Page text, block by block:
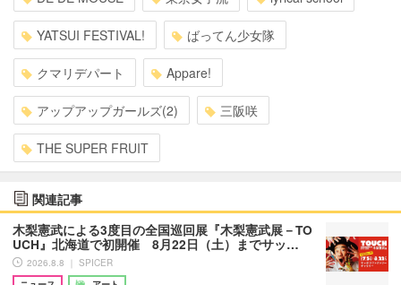
YATSUI FESTIVAL! ばってん少女隊
クマリデパート Appare!
アップアップガールズ(2) 三阪咲
THE SUPER FRUIT
関連記事
木梨憲武による3度目の全国巡回展『木梨憲武展－TO
UCH』北海道で初開催 8月22日（土）までサッ…
2026.8.8 ｜ SPICER